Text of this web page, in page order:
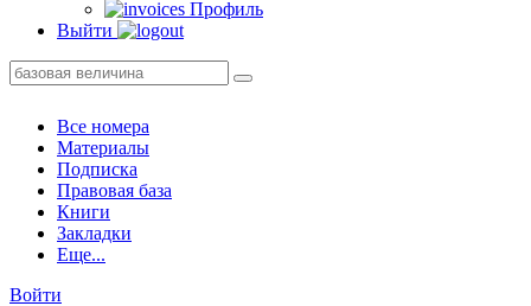
Профиль
Выйти
Все номера
Материалы
Подписка
Правовая база
Книги
Закладки
Еще...
Войти